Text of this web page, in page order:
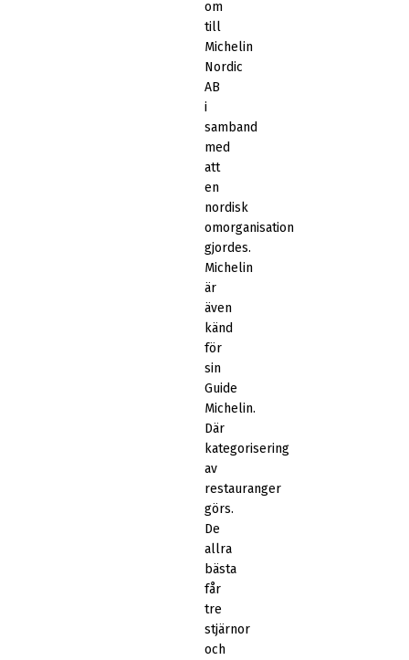
om
till
Michelin
Nordic
AB
i
samband
med
att
en
nordisk
omorganisation
gjordes.
Michelin
är
även
känd
för
sin
Guide
Michelin.
Där
kategorisering
av
restauranger
görs.
De
allra
bästa
får
tre
stjärnor
och